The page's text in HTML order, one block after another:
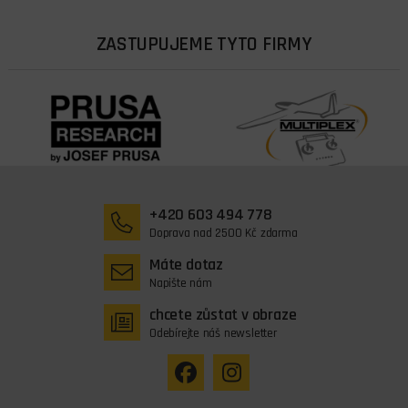
ZASTUPUJEME TYTO FIRMY
+420 603 494 778
Doprava nad 2500 Kč zdarma
Máte dotaz
Napište nám
chcete zůstat v obraze
Odebírejte náš newsletter